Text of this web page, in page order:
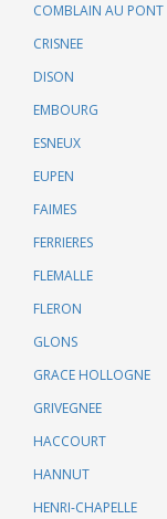
COMBLAIN AU PONT
CRISNEE
DISON
EMBOURG
ESNEUX
EUPEN
FAIMES
FERRIERES
FLEMALLE
FLERON
GLONS
GRACE HOLLOGNE
GRIVEGNEE
HACCOURT
HANNUT
HENRI-CHAPELLE